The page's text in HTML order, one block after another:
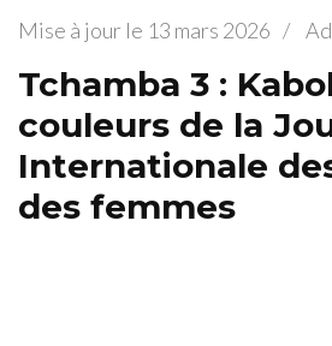
Mise à jour le 13 mars 2026 /
Tchamba 3 :
couleurs de la
Internationale
des femmes